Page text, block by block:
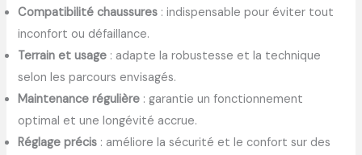
Compatibilité chaussures : indispensable pour éviter tout
inconfort ou défaillance.
Terrain et usage : adapte la robustesse et la technique
selon les parcours envisagés.
Maintenance régulière : garantie un fonctionnement
optimal et une longévité accrue.
Réglage précis : améliore la sécurité et le confort sur des